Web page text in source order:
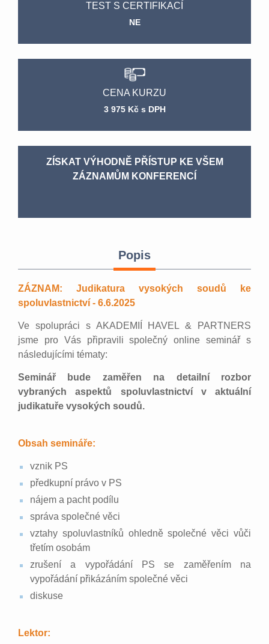
TEST S CERTIFIKACÍ
NE
CENA KURZU
3 975 Kč s DPH
ZÍSKAT VÝHODNĚ PŘÍSTUP KE VŠEM
ZÁZNAMŮM KONFERENCÍ
Popis
ZÁZNAM: Judikatura vysokých soudů ke
spoluvlastnictví - 6.6.2025
Ve spolupráci s AKADEMIÍ HAVEL & PARTNERS
jsme pro Vás připravili společný online seminář s
následujícími tématy:
Seminář bude zaměřen na detailní rozbor
vybraných aspektů spoluvlastnictví v aktuální
judikatuře vysokých soudů.
Obsah semináře:
vznik PS
předkupní právo v PS
nájem a pacht podílu
správa společné věci
vztahy spoluvlastníků ohledně společné věci vůči
třetím osobám
zrušení a vypořádání PS se zaměřením na
vypořádání přikázáním společné věci
diskuse
Lektor: